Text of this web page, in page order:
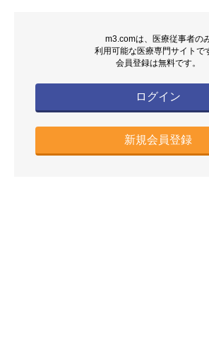
m3.comは、医療従事者の
利用可能な医療専門サイトで
会員登録は無料です。
ログイン
新規会員登録